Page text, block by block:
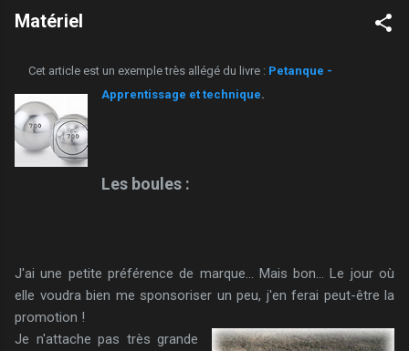
Matériel
Cet article est un exemple très allégé du livre : Petanque -
Apprentissage et technique.
Les boules :
J'ai une petite préférence de marque... Mais bon... Le jour où
elle voudra bien me sponsoriser un peu, j'en ferai peut-être la
promotion !
Je n'attache pas très grande